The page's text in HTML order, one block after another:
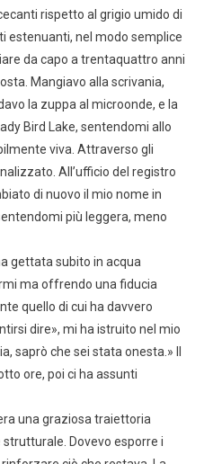
rispetto al grigio umido di
estenuanti, nel modo semplice
da capo a trentaquattro anni
Mangiavo alla scrivania,
la zuppa al microonde, e la
Bird Lake, sentendomi allo
viva. Attraverso gli
All’ufficio del registro
di nuovo il mio nome in
più leggera, meno
gettata subito in acqua
ma offrendo una fiducia
quello di cui ha davvero
dire», mi ha istruito nel mio
saprò che sei stata onesta.» Il
ore, poi ci ha assunti
una graziosa traiettoria
Dovevo esporre i